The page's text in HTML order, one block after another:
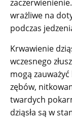
wrażliwe na
podczas
Krwawienie
wczesnego
mogą
zębów,
twardych
dziąsła są w